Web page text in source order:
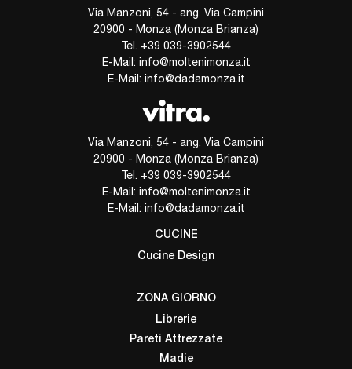
Via Manzoni, 54 - ang. Via Campini
20900 - Monza (Monza Brianza)
Tel. +39 039-3902544
E-Mail: info@moltenimonza.it
E-Mail: info@dadamonza.it
Via Manzoni, 54 - ang. Via Campini
20900 - Monza (Monza Brianza)
Tel. +39 039-3902544
E-Mail: info@moltenimonza.it
E-Mail: info@dadamonza.it
CUCINE
Cucine Design
ZONA GIORNO
Librerie
Pareti Attrezzate
Madie